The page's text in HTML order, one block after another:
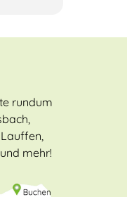
rundum
mehr!